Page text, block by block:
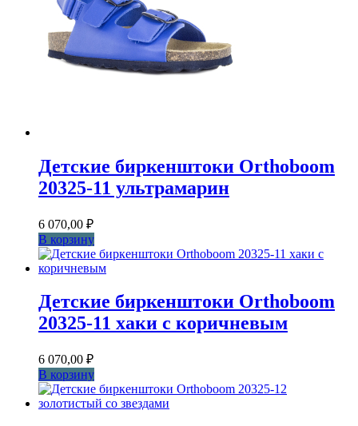
Детские биркенштоки Orthoboom
20325-11 ультрамарин
6 070,00 ₽
В корзину
Детские биркенштоки Orthoboom
20325-11 хаки с коричневым
6 070,00 ₽
В корзину